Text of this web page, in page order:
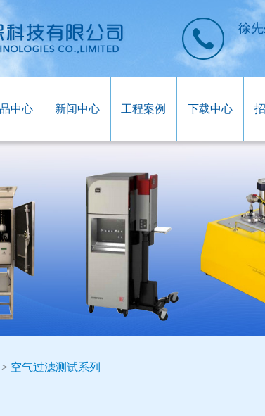
徐
中心 新闻中心 工程案例 下载中心
> 空气过滤测试系列